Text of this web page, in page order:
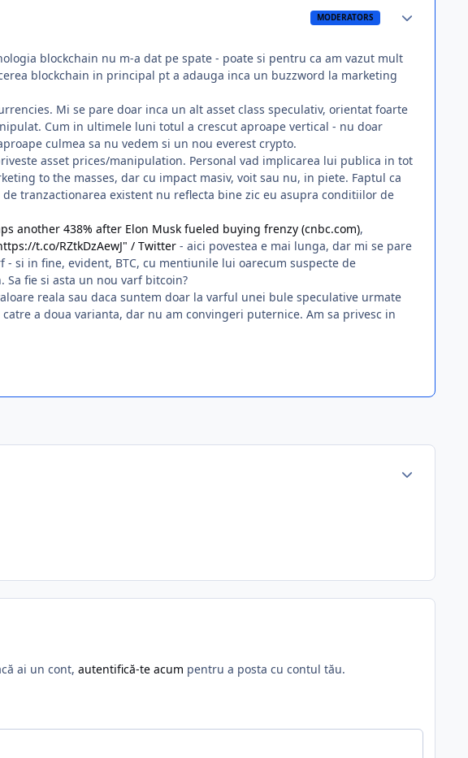
MODERATORS
blockchain nu m-a dat pe spate - poate si pentru ca am vazut mult
blockchain in principal pt a adauga inca un buzzword la marketing
Mi se pare doar inca un alt asset class speculativ, orientat foarte
Cum in ultimele luni totul a crescut aproape vertical - nu doar
culmea sa nu vedem si un nou everest crypto.
asset prices/manipulation. Personal vad implicarea lui publica in tot
to the masses, dar cu impact masiv, voit sau nu, in piete. Faptul ca
tranzactionarea existent nu reflecta bine zic eu asupra conditiilor de
another 438% after Elon Musk fueled buying frenzy (cnbc.com),
t.co/RZtkDzAewJ" / Twitter - aici povestea e mai lunga, dar mi se pare
si in fine, evident, BTC, cu mentiunile lui oarecum suspecte de
fie si asta un nou varf bitcoin?
reala sau daca suntem doar la varful unei bule speculative urmate
a doua varianta, dar nu am convingeri puternice. Am sa privesc in
ai un cont,autentifică-te acum pentru a posta cu contul tău.